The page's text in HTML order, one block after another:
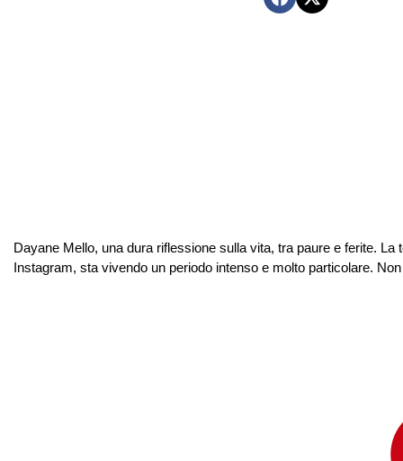
Dayane Mello, una dura riflessione sulla vita, tra paure e ferite.
Instagram, sta vivendo un periodo intenso e molto particolare.